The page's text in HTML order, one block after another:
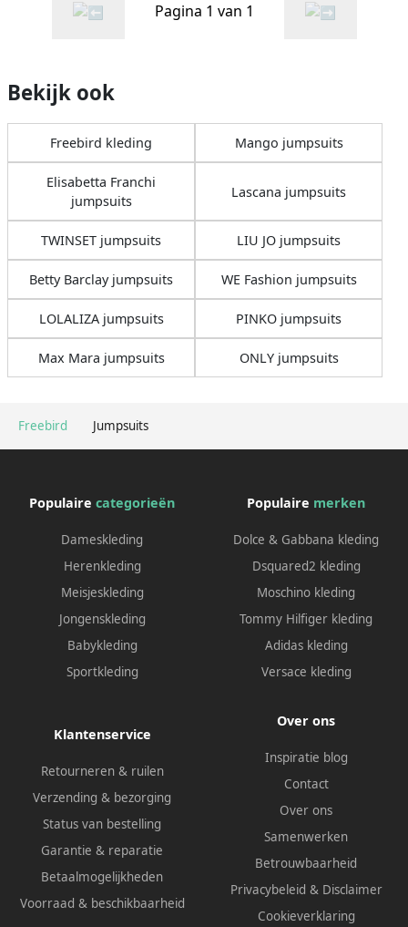
Freebird Jumpsuits
Pagina 1 van 1
Bekijk ook
Freebird kleding Mango jumpsuits
Elisabetta Franchi
jumpsuits
Lascana jumpsuits
TWINSET jumpsuits LIU JO jumpsuits
Betty Barclay jumpsuits WE Fashion jumpsuits
LOLALIZA jumpsuits PINKO jumpsuits
Max Mara jumpsuits ONLY jumpsuits
Populaire categorieën
Dameskleding
Herenkleding
Meisjeskleding
Jongenskleding
Babykleding
Sportkleding
Populaire merken
Dolce & Gabbana kleding
Dsquared2 kleding
Moschino kleding
Tommy Hilfiger kleding
Adidas kleding
Versace kleding
Klantenservice
Retourneren & ruilen
Verzending & bezorging
Status van bestelling
Garantie & reparatie
Betaalmogelijkheden
Voorraad & beschikbaarheid
Over ons
Inspiratie blog
Contact
Over ons
Samenwerken
Betrouwbaarheid
Privacybeleid & Disclaimer
Cookieverklaring